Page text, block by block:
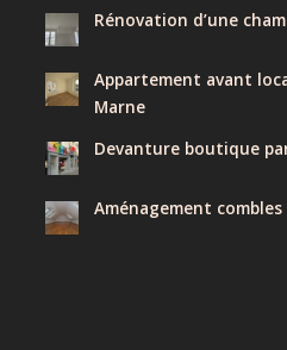
Rénovation d’une
Appartement avant
Marne
Devanture boutique
Aménagement